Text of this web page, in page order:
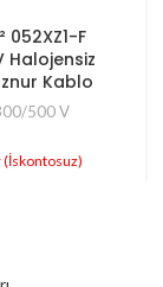
052XZ1-F
Halojensiz
Kablo
500 V